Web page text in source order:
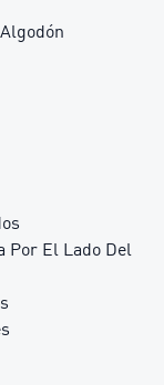
Por El Lado Del